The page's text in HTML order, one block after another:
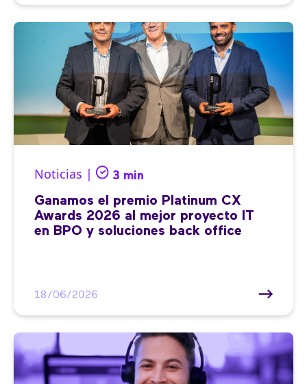
Noticias | 3 min
Ganamos el premio Platinum CX
Awards 2026 al mejor proyecto IT
en BPO y soluciones back office
18/06/2026